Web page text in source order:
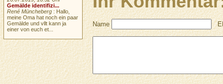
Name
Gemälde identifizi...
René Müncheberg : Hallo,
meine Oma hat noch ein paar
Gemälde und vllt kann ja
einer von euch et...